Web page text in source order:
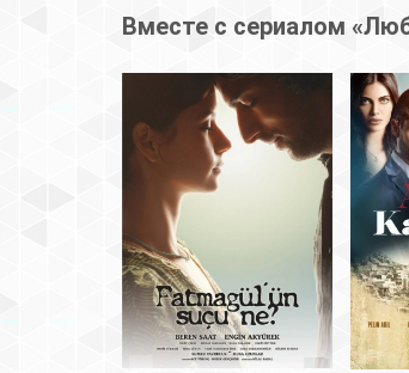
Вместе с сериалом